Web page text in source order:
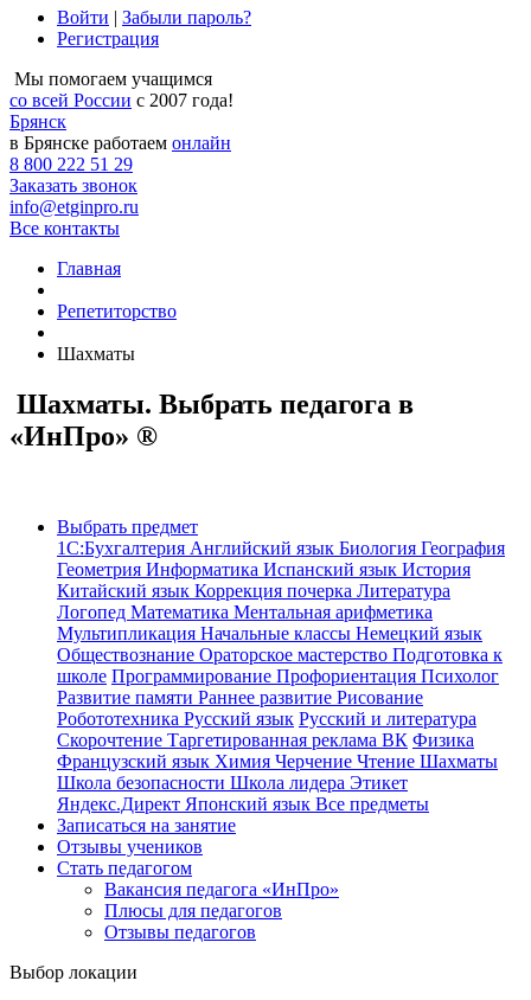
Войти | Забыли пароль?
Регистрация
Мы помогаем учащимся
со всей России с 2007 года!
Брянск
в Брянске работаем онлайн
8 800 222 51 29
Заказать звонок
info@etginpro.ru
Все контакты
Главная
Репетиторство
Шахматы
Шахматы. Выбрать педагога в
«ИнПро» ®
Выбрать предмет
1С:Бухгалтерия Английский язык Биология География
Геометрия Информатика Испанский язык История
Китайский язык Коррекция почерка Литература
Логопед Математика Ментальная арифметика
Мультипликация Начальные классы Немецкий язык
Обществознание Ораторское мастерство Подготовка к
школе Программирование Профориентация Психолог
Развитие памяти Раннее развитие Рисование
Робототехника Русский язык Русский и литература
Скорочтение Таргетированная реклама ВК Физика
Французский язык Химия Черчение Чтение Шахматы
Школа безопасности Школа лидера Этикет
Яндекс.Директ Японский язык Все предметы
Записаться на занятие
Отзывы учеников
Стать педагогом
Вакансия педагога «ИнПро»
Плюсы для педагогов
Отзывы педагогов
Выбор локации